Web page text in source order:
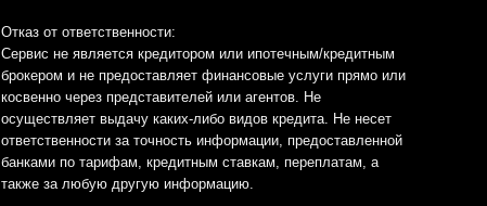
Отказ от ответственности:
Сервис не является кредитором или ипотечным/кредитным
брокером и не предоставляет финансовые услуги прямо или
косвенно через представителей или агентов. Не
осуществляет выдачу каких-либо видов кредита. Не несет
ответственности за точность информации, предоставленной
банками по тарифам, кредитным ставкам, переплатам, а
также за любую другую информацию.